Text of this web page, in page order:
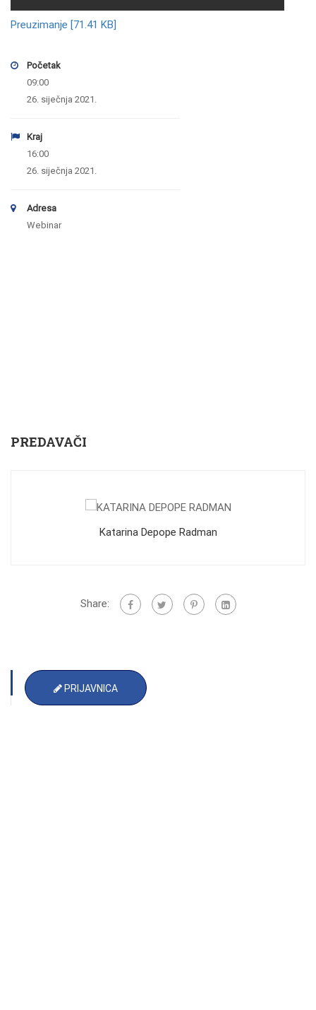
Preuzimanje [71.41 KB]
Početak
09:00
26. siječnja 2021.
Kraj
16:00
26. siječnja 2021.
Adresa
Webinar
PREDAVAČI
Katarina Depope Radman
Share:
PRIJAVNICA